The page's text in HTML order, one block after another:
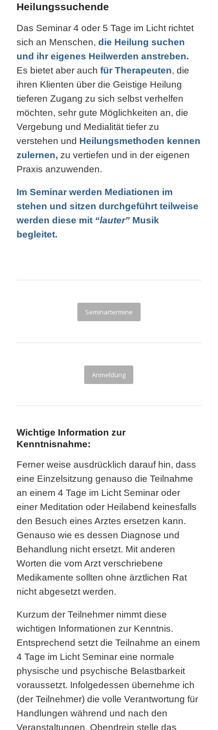
Heilungssuchende
Das Seminar 4 oder 5 Tage im Licht richtet
sich an Menschen, die Heilung suchen
und ihr eigenes Heilwerden anstreben.
Es bietet aber auch für Therapeuten, die
ihren Klienten über die Geistige Heilung
tieferen Zugang zu sich selbst verhelfen
möchten, sehr gute Möglichkeiten an, die
Vergebung und Medialität tiefer zu
verstehen und Heilungsmethoden kennen
zulernen, zu vertiefen und in der eigenen
Praxis anzuwenden.
Im Seminar werden Mediationen im
stehen und sitzen durchgeführt teilweise
werden diese mit “lauter”Musik
begleitet.
Seminartermine
Anmeldung
Wichtige Information zur
Kenntnisnahme:
Ferner weise ausdrücklich darauf hin, dass
eine Einzelsitzung genauso die Teilnahme
an einem 4 Tage im Licht Seminar oder
einer Meditation oder Heilabend keinesfalls
den Besuch eines Arztes ersetzen kann.
Genauso wie es dessen Diagnose und
Behandlung nicht ersetzt. Mit anderen
Worten die vom Arzt verschriebene
Medikamente sollten ohne ärztlichen Rat
nicht abgesetzt werden.
Kurzum der Teilnehmer nimmt diese
wichtigen Informationen zur Kenntnis.
Entsprechend setzt die Teilnahme an einem
4 Tage im Licht Seminar eine normale
physische und psychische Belastbarkeit
voraussetzt. Infolgedessen übernehme ich
(der Teilnehmer) die volle Verantwortung für
Handlungen während und nach den
Veranstaltungen. Obendrein stelle das